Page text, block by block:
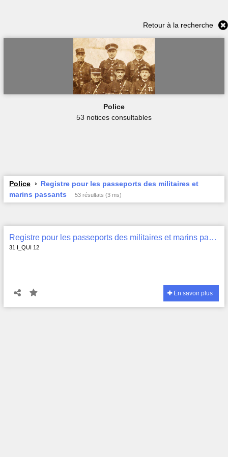
Retour à la recherche
Police
53 notices consultables
Police
Registre pour les passeports des militaires et
marins passants
53 résultats (3 ms)
Registre pour les passeports des militaires et marins passants , 31 I_QUI 12
31 I_QUI 12
En savoir plus